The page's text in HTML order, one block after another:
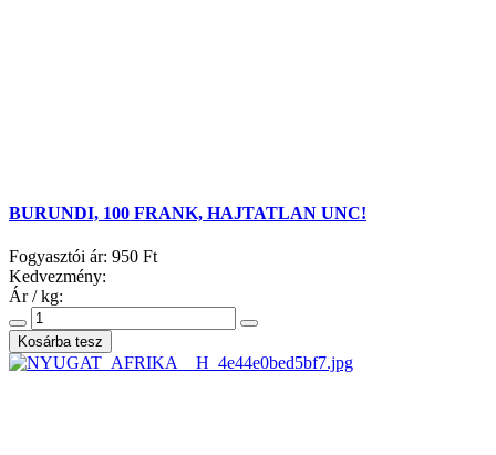
BURUNDI, 100 FRANK, HAJTATLAN UNC!
Fogyasztói ár: 950 Ft
Kedvezmény:
Ár / kg: